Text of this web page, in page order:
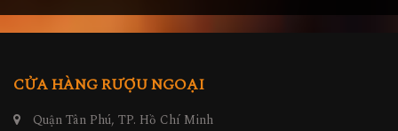
CỬA HÀNG RƯỢU NGOẠI
Quận Tân Phú, TP. Hồ Chí Minh